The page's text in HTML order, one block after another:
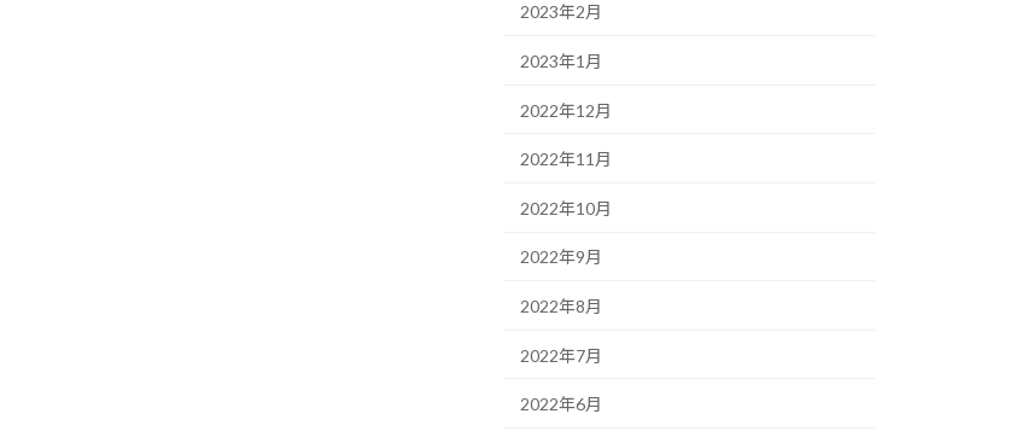
2023年2月
2023年1月
2022年12月
2022年11月
2022年10月
2022年9月
2022年8月
2022年7月
2022年6月